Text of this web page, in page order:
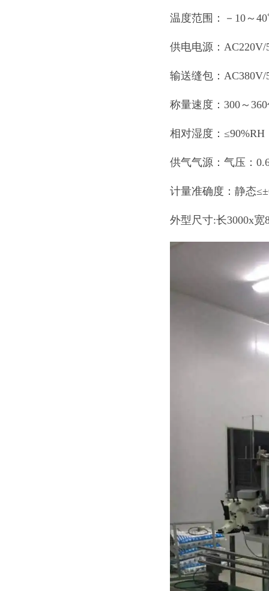
温度范围：－10～
供电电源：AC220V/
输送缝包：AC380V/
称量速度：300～
相对湿度：
供气气源：气压：
计量准确度：静态
外型尺寸:长3000x宽